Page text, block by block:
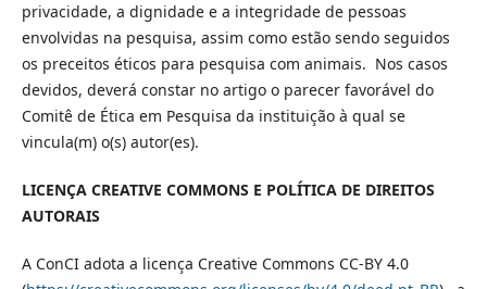
privacidade, a dignidade e a integridade de pessoas
envolvidas na pesquisa, assim como estão sendo seguidos
os preceitos éticos para pesquisa com animais. Nos casos
devidos, deverá constar no artigo o parecer favorável do
Comitê de Ética em Pesquisa da instituição à qual se
vincula(m) o(s) autor(es).
LICENÇA CREATIVE COMMONS E POLÍTICA DE DIREITOS
AUTORAIS
A ConCI adota a licença Creative Commons CC-BY 4.0